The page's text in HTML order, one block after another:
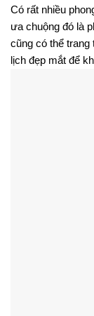
Có rất nhiều
ưa chuộng đó là
cũng có thể trang
lịch đẹp mắt để